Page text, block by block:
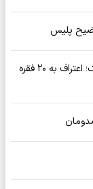
پلیس
شکار سارق موتورسیکلت با تصاویر دوربین‌ها در ونک؛ اعتراف به ۲۰ فقره